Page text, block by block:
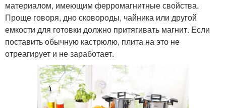
материалом, имеющим ферромагнитные свойства.
Проще говоря, дно сковороды, чайника или другой
емкости для готовки должно притягивать магнит. Если
поставить обычную кастрюлю, плита на это не
отреагирует и не заработает.